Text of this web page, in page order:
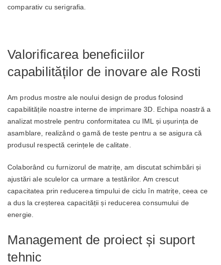
comparativ cu serigrafia.
Valorificarea beneficiilor
capabilităților de inovare ale Rosti
Am produs mostre ale noului design de produs folosind
capabilitățile noastre interne de imprimare 3D. Echipa noastră a
analizat mostrele pentru conformitatea cu IML și ușurința de
asamblare, realizând o gamă de teste pentru a se asigura că
produsul respectă cerințele de calitate.
Colaborând cu furnizorul de matrițe, am discutat schimbări și
ajustări ale sculelor ca urmare a testărilor. Am crescut
capacitatea prin reducerea timpului de ciclu în matrițe, ceea ce
a dus la creșterea capacității și reducerea consumului de
energie.
Management de proiect și suport
tehnic